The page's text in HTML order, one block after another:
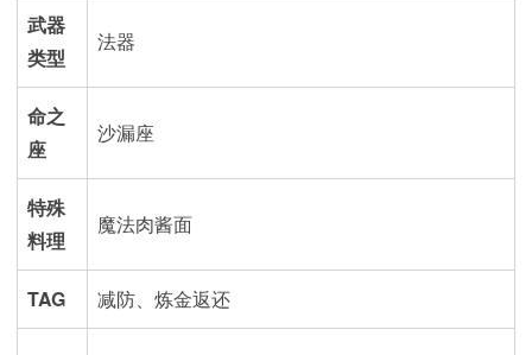
武器
类型
法器
命之
座
沙漏座
特殊
料理
魔法肉酱面
TAG 减防、炼金返还